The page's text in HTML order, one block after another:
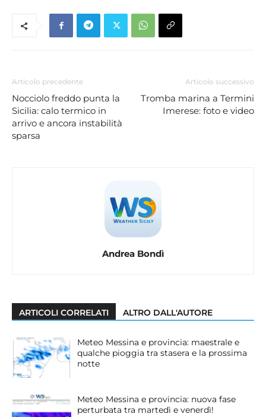
Articolo precedente
Nocciolo freddo punta la
Sicilia: calo termico in
arrivo e ancora instabilità
sparsa
Articolo successivo
Tromba marina a Termini
Imerese: foto e video
Andrea Bondì
ARTICOLI CORRELATI ALTRO DALL'AUTORE
Meteo Messina e provincia: maestrale e
qualche pioggia tra stasera e la prossima
notte
Meteo Messina e provincia: nuova fase
perturbata tra martedì e venerdì!